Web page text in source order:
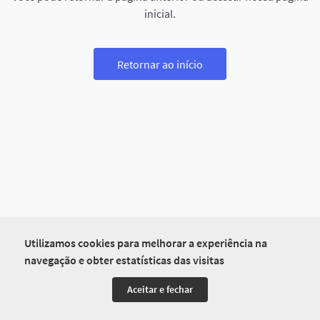
Utilizamos cookies para melhorar a experiência na
navegação e obter estatísticas das visitas
Aceitar e fechar
inicial.
Retornar ao início